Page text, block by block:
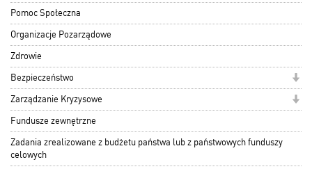
Pomoc Społeczna
Organizacje Pozarządowe
Zdrowie
Bezpieczeństwo
Zarządzanie Kryzysowe
Fundusze zewnętrzne
Zadania zrealizowane z budżetu państwa lub z państwowych funduszy
celowych